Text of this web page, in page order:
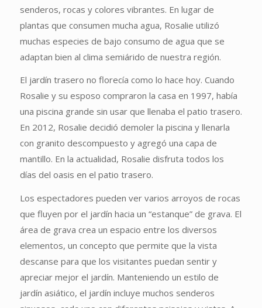
senderos, rocas y colores vibrantes. En lugar de
plantas que consumen mucha agua, Rosalie utilizó
muchas especies de bajo consumo de agua que se
adaptan bien al clima semiárido de nuestra región.
El jardín trasero no florecía como lo hace hoy. Cuando
Rosalie y su esposo compraron la casa en 1997, había
una piscina grande sin usar que llenaba el patio trasero.
En 2012, Rosalie decidió demoler la piscina y llenarla
con granito descompuesto y agregó una capa de
mantillo. En la actualidad, Rosalie disfruta todos los
días del oasis en el patio trasero.
Los espectadores pueden ver varios arroyos de rocas
que fluyen por el jardín hacia un “estanque” de grava. El
área de grava crea un espacio entre los diversos
elementos, un concepto que permite que la vista
descanse para que los visitantes puedan sentir y
apreciar mejor el jardín. Manteniendo un estilo de
jardín asiático, el jardín incluye muchos senderos